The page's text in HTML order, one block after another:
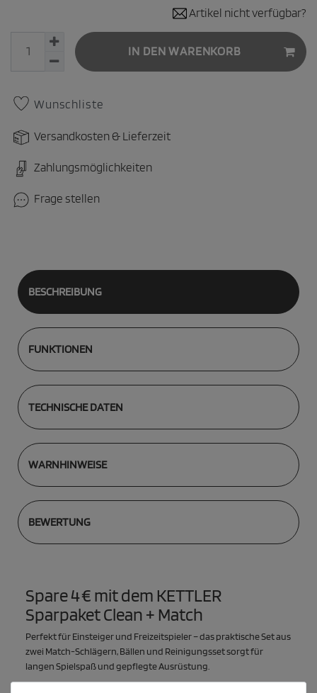
Artikel nicht verfügbar?
IN DEN WARENKORB
Wunschliste
Versandkosten & Lieferzeit
Zahlungsmöglichkeiten
Frage stellen
BESCHREIBUNG
FUNKTIONEN
TECHNISCHE DATEN
WARNHINWEISE
BEWERTUNG
Spare 4 € mit dem KETTLER
Sparpaket Clean + Match
Perfekt für Einsteiger und Freizeitspieler – das praktische Set aus
zwei Match-Schlägern, Bällen und Reinigungsset sorgt für
langen Spielspaß und gepflegte Ausrüstung.